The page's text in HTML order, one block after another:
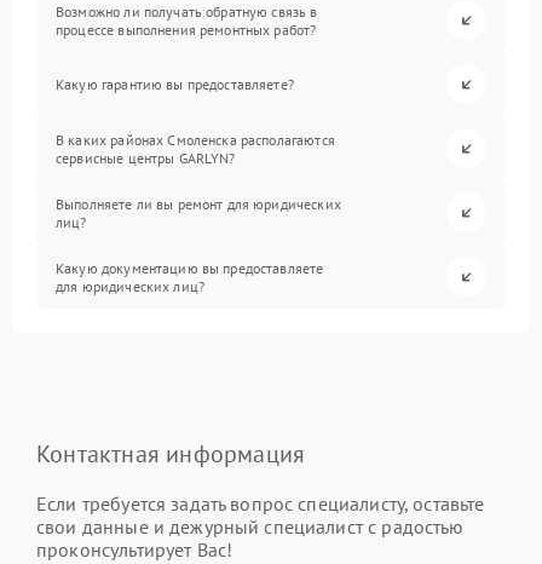
Возможно ли получать обратную связь в
процессе выполнения ремонтных работ?
Какую гарантию вы предоставляете?
В каких районах Смоленска располагаются
сервисные центры GARLYN?
Выполняете ли вы ремонт для юридических
лиц?
Какую документацию вы предоставляете
для юридических лиц?
Контактная информация
Если требуется задать вопрос специалисту, оставьте
свои данные и дежурный специалист с радостью
проконсультирует Вас!